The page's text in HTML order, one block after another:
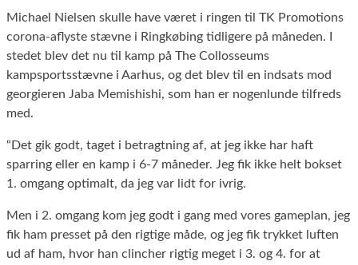
Michael Nielsen skulle have været i ringen til TK Promotions
corona-aflyste stævne i Ringkøbing tidligere på måneden. I
stedet blev det nu til kamp på The Collosseums
kampsportsstævne i Aarhus, og det blev til en indsats mod
georgieren Jaba Memishishi, som han er nogenlunde tilfreds
med.
“Det gik godt, taget i betragtning af, at jeg ikke har haft
sparring eller en kamp i 6-7 måneder. Jeg fik ikke helt bokset
1. omgang optimalt, da jeg var lidt for ivrig.
Men i 2. omgang kom jeg godt i gang med vores gameplan, jeg
fik ham presset på den rigtige måde, og jeg fik trykket luften
ud af ham, hvor han clincher rigtig meget i 3. og 4. for at